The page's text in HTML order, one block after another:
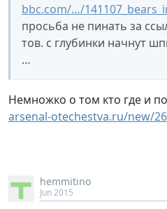
bbc.com/…/
просьба не пинать за
тов. с глубинки начнут
…
Немножко о том кто где и по
arsenal-otechestva.ru/new/
hemmitino
Jun 2015